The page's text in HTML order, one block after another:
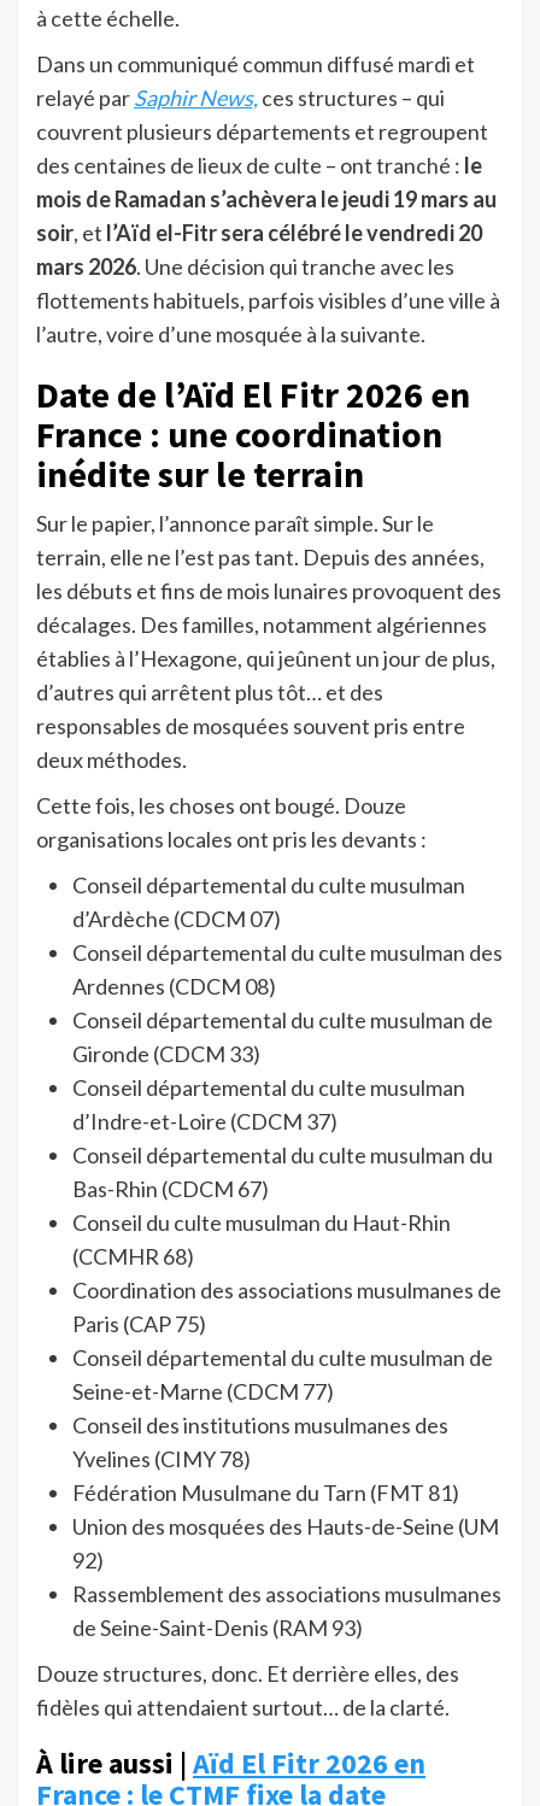
à cette échelle.
Dans un communiqué commun diffusé mardi et
relayé parSaphir News,ces structures – qui
couvrent plusieurs départements et regroupent
des centaines de lieux de culte – ont tranché : le
mois de Ramadan s’achèvera le jeudi 19 mars au
soir, et l’Aïd el-Fitr sera célébré le vendredi 20
mars 2026. Une décision qui tranche avec les
flottements habituels, parfois visibles d’une ville à
l’autre, voire d’une mosquée à la suivante.
Date de l’Aïd El Fitr 2026 en
France : une coordination
inédite sur le terrain
Sur le papier, l’annonce paraît simple. Sur le
terrain, elle ne l’est pas tant. Depuis des années,
les débuts et fins de mois lunaires provoquent des
décalages. Des familles, notamment algériennes
établies à l’Hexagone, qui jeûnent un jour de plus,
d’autres qui arrêtent plus tôt… et des
responsables de mosquées souvent pris entre
deux méthodes.
Cette fois, les choses ont bougé. Douze
organisations locales ont pris les devants :
Conseil départemental du culte musulman
d’Ardèche (CDCM 07)
Conseil départemental du culte musulman des
Ardennes (CDCM 08)
Conseil départemental du culte musulman de
Gironde (CDCM 33)
Conseil départemental du culte musulman
d’Indre-et-Loire (CDCM 37)
Conseil départemental du culte musulman du
Bas-Rhin (CDCM 67)
Conseil du culte musulman du Haut-Rhin
(CCMHR 68)
Coordination des associations musulmanes de
Paris (CAP 75)
Conseil départemental du culte musulman de
Seine-et-Marne (CDCM 77)
Conseil des institutions musulmanes des
Yvelines (CIMY 78)
Fédération Musulmane du Tarn (FMT 81)
Union des mosquées des Hauts-de-Seine (UM
92)
Rassemblement des associations musulmanes
de Seine-Saint-Denis (RAM 93)
Douze structures, donc. Et derrière elles, des
fidèles qui attendaient surtout… de la clarté.
À lire aussi |Aïd El Fitr 2026 en
France : le CTMF fixe la date